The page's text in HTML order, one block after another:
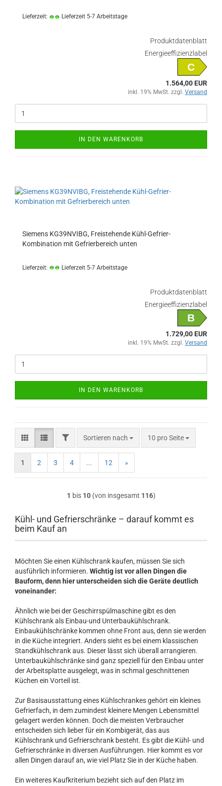
Lieferzeit: Lieferzeit 5-7 Arbeitstage
Produktdatenblatt
Energieeffizienzlabel
C
1.564,00 EUR
inkl. 19% MwSt. zzgl. Versand
IN DEN WARENKORB
Siemens KG39NVIBG, Freistehende Kühl-Gefrier-
Kombination mit Gefrierbereich unten
Lieferzeit: Lieferzeit 5-7 Arbeitstage
Produktdatenblatt
Energieeffizienzlabel
B
1.729,00 EUR
inkl. 19% MwSt. zzgl. Versand
IN DEN WARENKORB
FILTERSortieren nach
Sortieren nach 10 pro Seite
pro Seite
1 2 3 4 ... 12 »
1 bis 10(von insgesamt 116)
Kühl- und Gefrierschränke – darauf kommt es
beim Kauf an
Möchten Sie einen Kühlschrank kaufen, müssen Sie sich
ausführlich informieren. Wichtig ist vor allen Dingen die
Bauform, denn hier unterscheiden sich die Geräte deutlich
voneinander:
Ähnlich wie bei der Geschirrspülmaschine gibt es den
Kühlschrank als Einbau-und Unterbaukühlschrank.
Einbaukühlschränke kommen ohne Front aus, denn sie werden
in die Küche integriert. Anders sieht es bei einem klassischen
Standkühlschrank aus. Dieser lässt sich überall arrangieren.
Unterbaukühlschränke sind ganz speziell für den Einbau unter
der Arbeitsplatte ausgelegt, was in schmal geschnittenen
Küchen ein Vorteil ist.
Zur Basisausstattung eines Kühlschrankes gehört ein kleines
Gefrierfach, in dem zumindest kleinere Mengen Lebensmittel
gelagert werden können. Doch die meisten Verbraucher
entscheiden sich lieber für ein Kombigerät, das aus
Kühlschrank und Gefrierschrank besteht. Es gibt die Kühl- und
Gefrierschränke in diversen Ausführungen. Hier kommt es vor
allen Dingen darauf an, wie viel Platz Sie in der Küche haben.
Ein weiteres Kaufkriterium bezieht sich auf den Platz im